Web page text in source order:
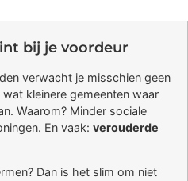
bij je voordeur
verwacht je misschien geen
kleinere gemeenten waar
Waarom? Minder sociale
En vaak: verouderde
Dan is het slim om niet